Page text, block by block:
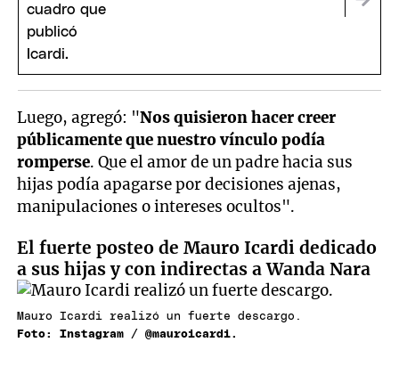
Luego, agregó: "Nos quisieron hacer creer
públicamente que nuestro vínculo podía
romperse. Que el amor de un padre hacia sus
hijas podía apagarse por decisiones ajenas,
manipulaciones o intereses ocultos".
El fuerte posteo de Mauro Icardi dedicado
a sus hijas y con indirectas a Wanda Nara
Mauro Icardi realizó un fuerte descargo.
Foto: Instagram / @mauroicardi.